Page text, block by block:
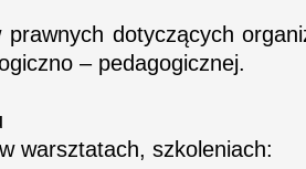
prawnych dotyczących
– pedagogicznej.
warsztatach, szkoleniach: